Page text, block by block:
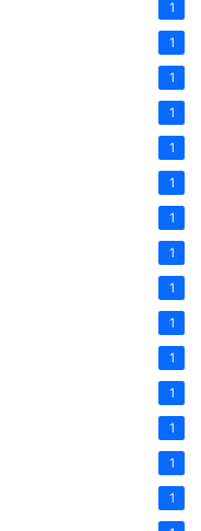
1
1
1
1
1
1
1
1
1
1
1
1
1
1
1